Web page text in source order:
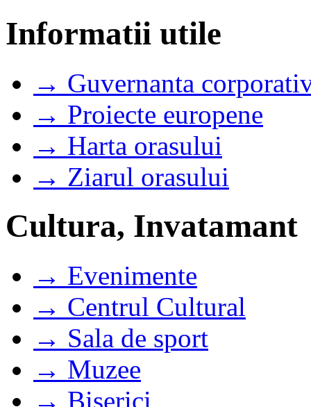
Informatii utile
→ Guvernanta
→ Proiecte europene
→ Harta orasului
→ Ziarul orasului
Cultura, Invatamant
→ Evenimente
→ Centrul Cultural
→ Sala de sport
→ Muzee
→ Biserici